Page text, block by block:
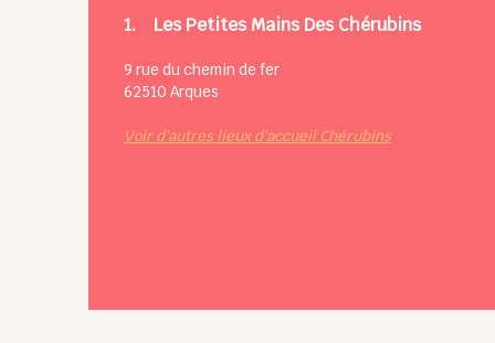
1. Les Petites Mains Des Chérubins
9 rue du chemin de fer
62510 Arques
Voir d'autres lieux d'accueil Chérubins